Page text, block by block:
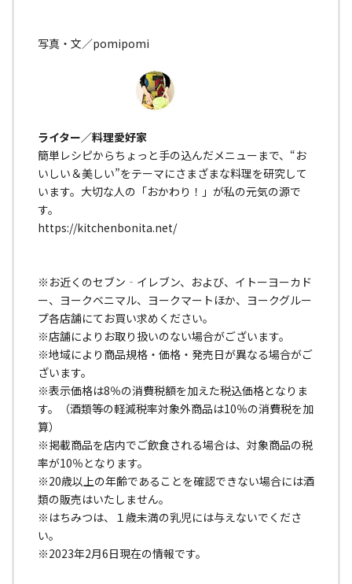
写真・文／pomipomi
ライター／料理愛好家
簡単レシピからちょっと手の込んだメニューまで、“お
いしい＆美しい”をテーマにさまざまな料理を研究して
います。大切な人の「おかわり！」が私の元気の源で
す。
https://kitchenbonita.net/
※お近くのセブン‐イレブン、および、イトーヨーカド
ー、ヨークベニマル、ヨークマートほか、ヨークグルー
プ各店舗にてお買い求めください。
※店舗によりお取り扱いのない場合がございます。
※地域により商品規格・価格・発売日が異なる場合がご
ざいます。
※表示価格は8％の消費税額を加えた税込価格となりま
す。（酒類等の軽減税率対象外商品は10％の消費税を加
算）
※掲載商品を店内でご飲食される場合は、対象商品の税
率が10％となります。
※20歳以上の年齢であることを確認できない場合には酒
類の販売はいたしません。
※はちみつは、１歳未満の乳児には与えないでくださ
い。
※2023年2月6日現在の情報です。